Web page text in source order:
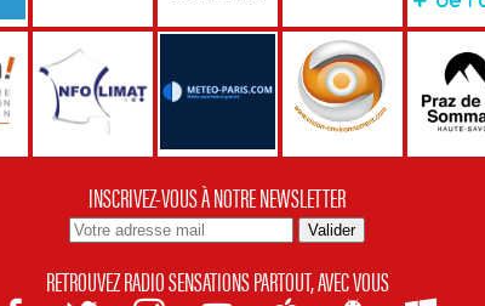
INSCRIVEZ-VOUS À NOTRE NEWSLETTER
RETROUVEZ RADIO SENSATIONS PARTOUT, AVEC VOUS